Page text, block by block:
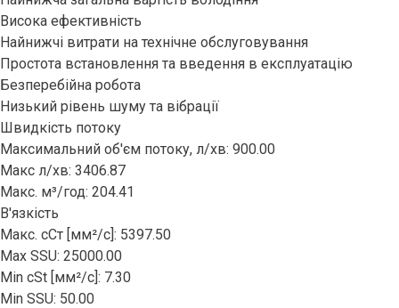
Висока ефективність
Найнижчі витрати на технічне обслуговування
Простота встановлення та введення в експлуатацію
Безперебійна робота
Низький рівень шуму та вібрації
Швидкість потоку
Максимальний об'єм потоку, л/хв: 900.00
Макс л/хв: 3406.87
Макс. м³/год: 204.41
В'язкість
Макс. сСт [мм²/с]: 5397.50
Max SSU: 25000.00
Min cSt [мм²/с]: 7.30
Min SSU: 50.00